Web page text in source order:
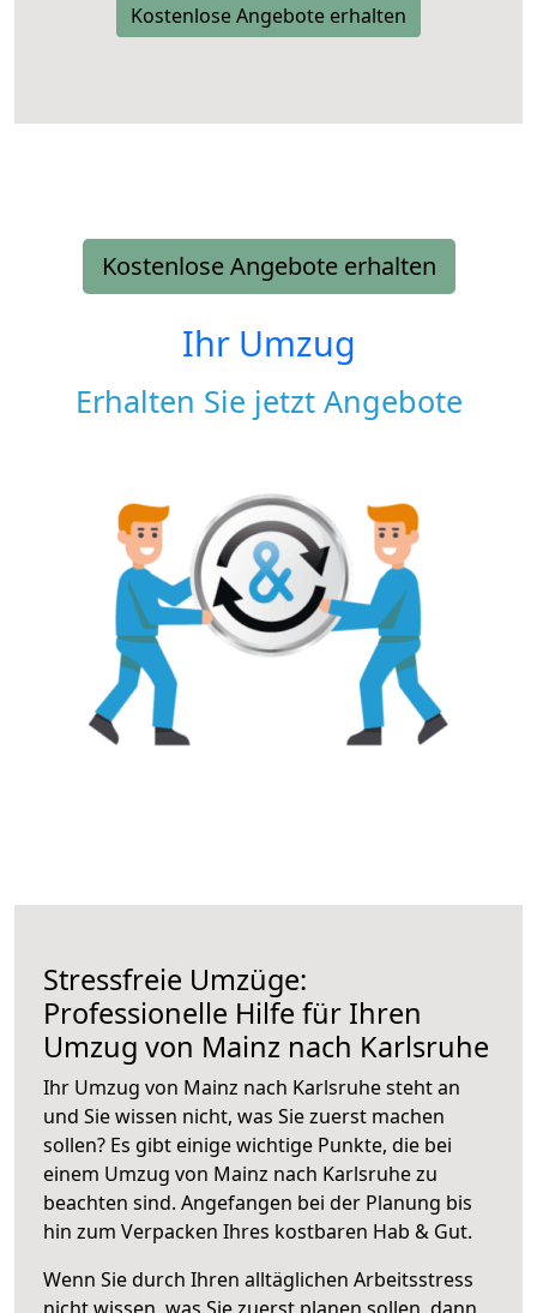
Kostenlose Angebote erhalten
Kostenlose Angebote erhalten
Ihr Umzug
Erhalten Sie jetzt Angebote
Stressfreie Umzüge:
Professionelle Hilfe für Ihren
Umzug von Mainz nach Karlsruhe
Ihr Umzug von Mainz nach Karlsruhe steht an
und Sie wissen nicht, was Sie zuerst machen
sollen? Es gibt einige wichtige Punkte, die bei
einem Umzug von Mainz nach Karlsruhe zu
beachten sind. Angefangen bei der Planung bis
hin zum Verpacken Ihres kostbaren Hab & Gut.
Wenn Sie durch Ihren alltäglichen Arbeitsstress